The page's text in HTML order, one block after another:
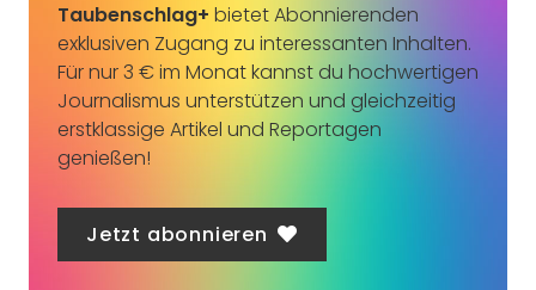
Taubenschlag+ bietet Abonnierenden
exklusiven Zugang zu interessanten Inhalten.
Für nur 3 € im Monat kannst du hochwertigen
Journalismus unterstützen und gleichzeitig
erstklassige Artikel und Reportagen
genießen!
Jetzt abonnieren